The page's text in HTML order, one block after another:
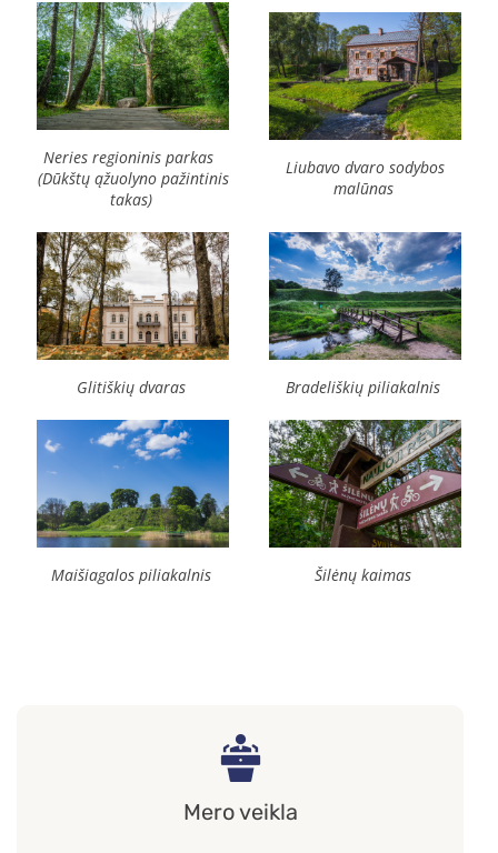
Neries regioninis parkas
(Dūkštų ąžuolyno pažintinis
takas)
Liubavo dvaro sodybos
malūnas
Glitiškių dvaras Bradeliškių piliakalnis
Maišiagalos piliakalnis Šilėnų kaimas
Mero veikla